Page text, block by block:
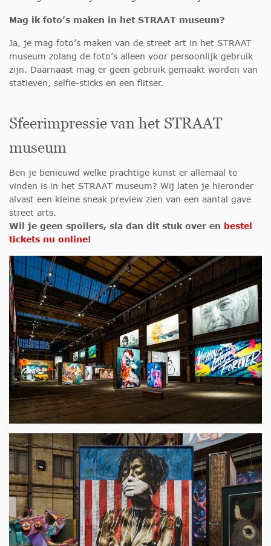
Mag ik foto’s maken in het STRAAT museum?
Ja, je mag foto’s maken van de street art in het STRAAT
museum zolang de foto’s alleen voor persoonlijk gebruik
zijn. Daarnaast mag er geen gebruik gemaakt worden van
statieven, selfie-sticks en een flitser.
Sfeerimpressie van het STRAAT
museum
Ben je benieuwd welke prachtige kunst er allemaal te
vinden is in het STRAAT museum? Wij laten je hieronder
alvast een kleine sneak preview zien van een aantal gave
street arts.
Wil je geen spoilers, sla dan dit stuk over en bestel
tickets nu online!